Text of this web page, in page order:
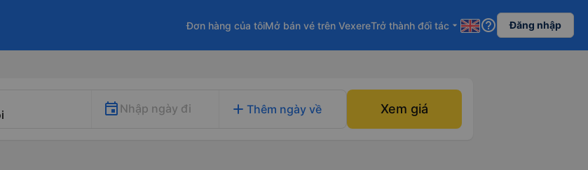
Đơn hàng của tôiMở bán vé trên VexereTrở thành đối tác arrow_drop_down help_outline Đăng nhập
Nhập ngày đi add Thêm ngày về Xem giá